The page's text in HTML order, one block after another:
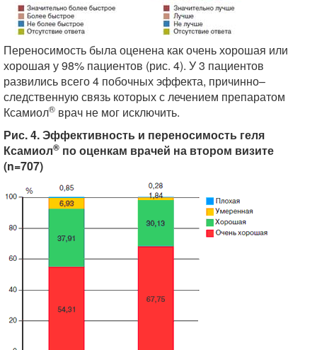
Переносимость была оценена как очень хорошая или
хорошая у 98% пациентов (рис. 4). У 3 пациентов
развились всего 4 побочных эффекта, причинно–
следственную связь которых с лечением препаратом
Ксамиол® врач не мог исключить.
Рис. 4. Эффективность и переносимость геля
Ксамиол® по оценкам врачей на втором визите
(n=707)